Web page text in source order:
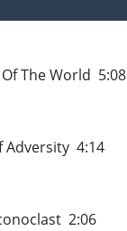
The World 5:08
Adversity 4:14
2:06